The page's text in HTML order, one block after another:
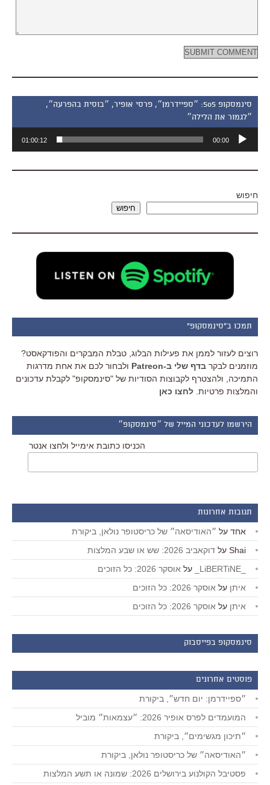
סינמסקופ 505: ״ספיידרמן״, פרסי אופיר, ״בוסית בהפרעה״,
״לגמור את הלילה״
אודיו
00:00
01:00:12
חיפוש
חיפוש
תמכו ב"סינמסקופ"
רוצים לעזור לממן את פעילות הבלוג, טבלת המבקרים והפודקאסט?
מוזמנים לבקר בדף שלי ב-Patreon
ולבחור לכם את אחת מדרגות
התמיכה, ולהצטרף לקבוצות הסודיות של "סינמסקופ" לקבלת עדכונים
והמלצות פרטיות. לחצו כאן
הירשמו לעדכוני המייל של ״סינמסקופ״
הכניסו כתובת אימייל ולחצו אנטר
תגובות אחרונות
אחד על ״האודיסאה״ של כריסטופר נולאן, ביקורת
Shai על דוקאביב 2026: שש או שבע המלצות
על אוסקר 2026: כל הזוכים
איתן על אוסקר 2026: כל הזוכים
איתן על אוסקר 2026: כל הזוכים
סינמסקופ בפייסבוק
פוסטים אחרונים
״ספיידרמן: יום חדש״, ביקורת
המועמדים לפרס אופיר 2026: ״עצמאות״ מוביל
״תיכון מגשימים״, ביקורת
״האודיסאה״ של כריסטופר נולאן, ביקורת
פסטיבל הקולנוע בירושלים 2026: שמונה או תשע המלצות